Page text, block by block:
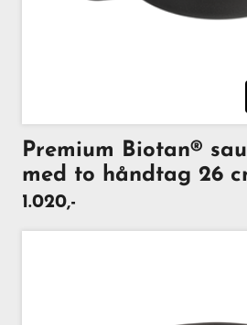
Premium Biotan®
med to håndtag 26
1.020,-